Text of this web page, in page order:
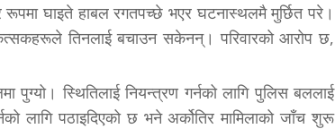
रूपमा घाइते हाबल रगतपच्छे भएर घटनास्थलमै मुर्छित परे।
तिनलाई बचाउन सकेनन्। परिवारको आरोप छ,
स्थितिलाई नियन्त्रण गर्नको लागि पुलिस बललाई
लागि पठाइदिएको छ भने अर्कोतिर मामिलाको जाँच शुरू